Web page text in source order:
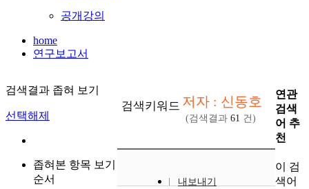
공개강의
home
연구보고서
검색결과 좁혀 보기
선택해제
좁혀본 항목 보기
순서
검색키워드 저자 : 신동호
(검색결과 61 건)
내보내기
연관
검색
어 추
천
이 검
색어